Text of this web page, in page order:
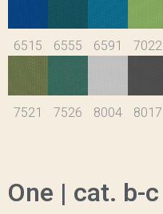
6515 6555 6591 7022
7521 7526 8004 8017
One | cat. b-c